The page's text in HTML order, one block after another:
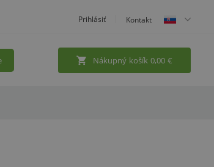
Prihlásiť Kontakt
Nákupný košík 0,00 €